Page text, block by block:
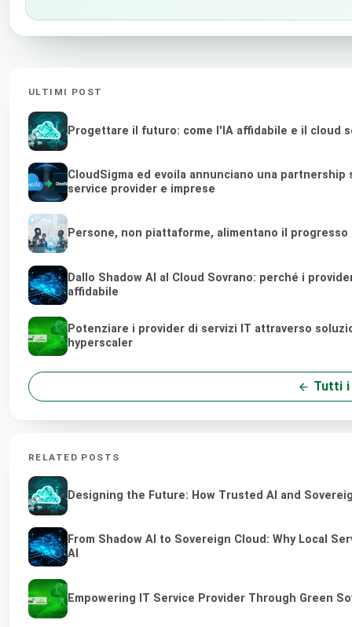
ULTIMI POST
Progettare il futuro: come l'IA affidabile e il cloud
CloudSigma ed evoila annunciano una
service provider e imprese
Persone, non piattaforme, alimentano il progresso
Dallo Shadow AI al Cloud Sovrano: perché i
affidabile
Potenziare i provider di servizi IT attraverso
hyperscaler
Tutti
RELATED POSTS
Designing the Future: How Trusted AI and
From Shadow AI to Sovereign Cloud: Why Local
AI
Empowering IT Service Provider Through Green